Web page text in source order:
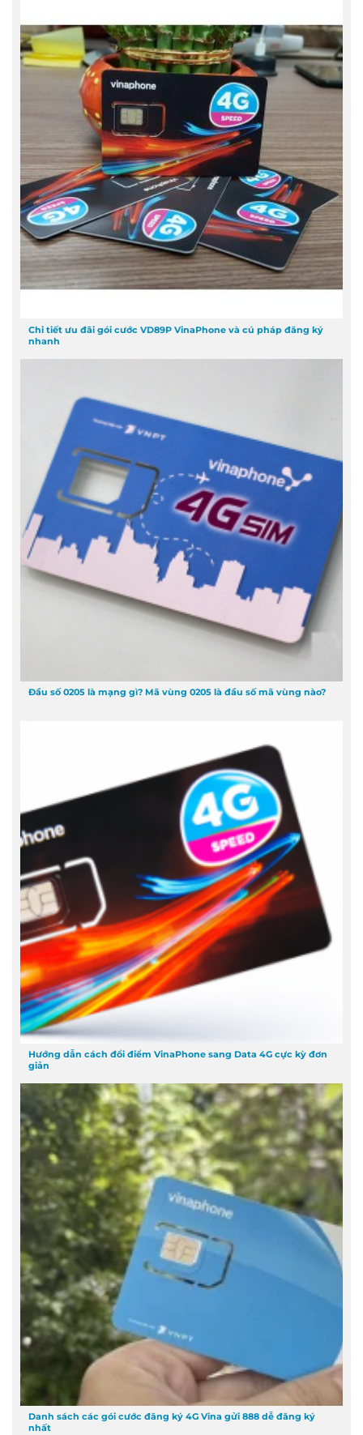
Chi tiết ưu đãi gói cước VD89P VinaPhone và cú pháp đăng ký
nhanh
Đầu số 0205 là mạng gì? Mã vùng 0205 là đầu số mã vùng nào?
Hướng dẫn cách đổi điểm VinaPhone sang Data 4G cực kỳ đơn
giản
Danh sách các gói cước đăng ký 4G Vina gửi 888 dễ đăng ký
nhất